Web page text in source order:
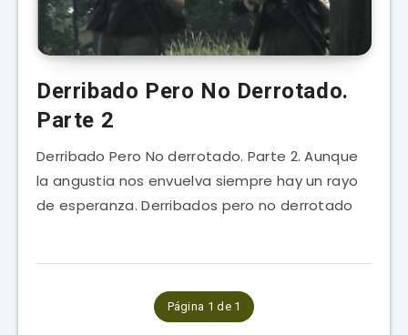
Derribado Pero No Derrotado.
Parte 2
Derribado Pero No derrotado. Parte 2. Aunque
la angustia nos envuelva siempre hay un rayo
de esperanza. Derribados pero no derrotado
Página 1 de 1